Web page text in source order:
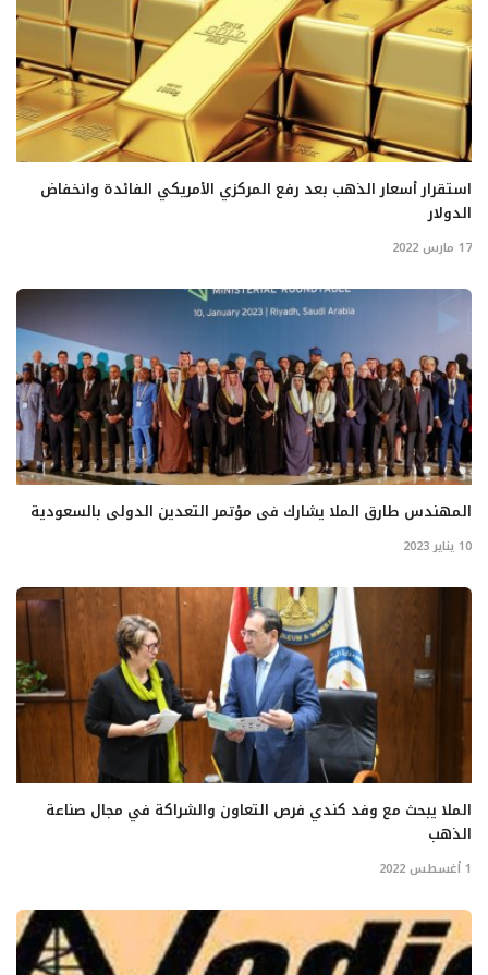
استقرار أسعار الذهب بعد رفع المركزي الأمريكي الفائدة وانخفاض
الدولار
17 مارس 2022
المهندس طارق الملا يشارك فى مؤتمر التعدين الدولى بالسعودية
10 يناير 2023
الملا يبحث مع وفد كندي فرص التعاون والشراكة في مجال صناعة
الذهب
1 أغسطس 2022